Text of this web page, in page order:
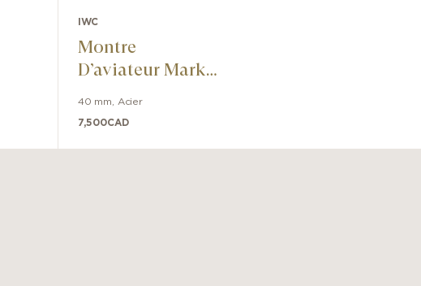
IWC
Montre
D’aviateur Mark
Prince
40 mm Acier
7,500CAD